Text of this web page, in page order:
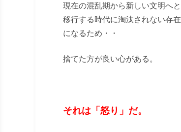
現在の混乱期から新しい文明へと
移行する時代に淘汰されない存在
になるため・・
捨てた方が良い心がある。
それは「怒り」だ。